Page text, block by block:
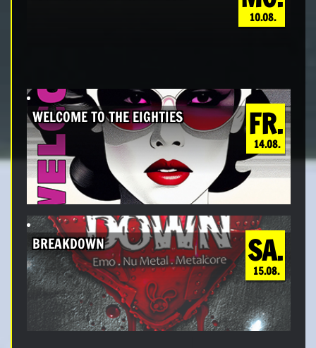
10.08.
FR.
14.08.
WELCOME TO THE EIGHTIES
SA.
15.08.
BREAKDOWN